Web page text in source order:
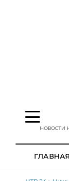
НОВОСТИ
ГЛАВНАЯ